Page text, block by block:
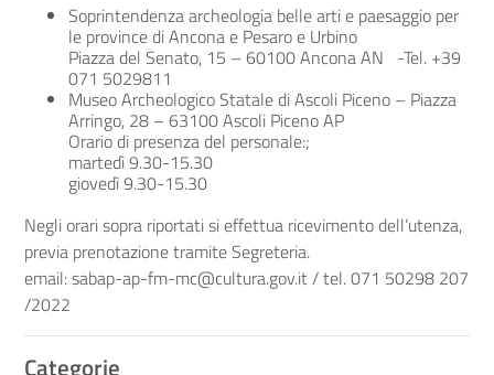
Soprintendenza archeologia belle arti e paesaggio per
le province di Ancona e Pesaro e Urbino
Piazza del Senato, 15 – 60100 Ancona AN -Tel. +39
071 5029811
Museo Archeologico Statale di Ascoli Piceno – Piazza
Arringo, 28 – 63100 Ascoli Piceno AP
Orario di presenza del personale:;
martedì 9.30-15.30
giovedì 9.30-15.30
Negli orari sopra riportati si effettua ricevimento dell’utenza,
previa prenotazione tramite Segreteria.
email: sabap-ap-fm-mc@cultura.gov.it / tel. 071 50298 207
/2022
Categorie